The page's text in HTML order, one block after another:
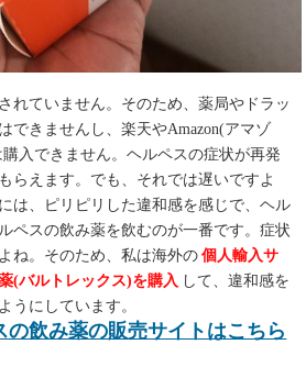
れていません。そのため、薬局やドラッ
できませんし、楽天やAmazon(アマゾ
入できません。ヘルペスの症状が再発
らえます。でも、それでは遅いですよ
は、ピリピリした違和感を感じで、ヘル
ペスの飲み薬を飲むのが一番です。症状
ね。そのため、私は海外の個人輸入サ
(バルトレックス)を購入 して、違和感を
うにしています。
の飲み薬の販売サイトはこちら